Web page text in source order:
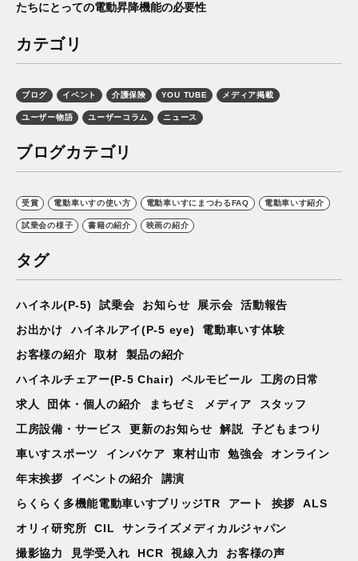
たちにとっての電動昇降機能の必要性
カテゴリ
ブログ イベント 介護保険 YOU TUBE メディア掲載
ユーザー物語 ユーザーコラム ニュース
ブログカテゴリ
受賞 電動車いすの使い方 電動車いすにまつわるFAQ 電動車いす紹介
試乗会の様子 書籍の紹介 映画の紹介
タグ
ハイネル(P-5) 試乗会 お知らせ 展示会
活動報告
お出かけ
ハイネルアイ(P-5 eye)
電動車いす体験
お客様の紹介
取材
製品の紹介
ハイネルチェアー(P-5 Chair)
ペルモビール
工房の日常
求人
団体・個人の紹介 まちゼミ メディア
スタッフ
工房設備・サービス
更新のお知らせ 解説
子どもまつり
車いすスポーツ
インバケア 東村山市 勉強会
オンライン
年末挨拶
イベントの紹介
講演
らくらく多機能電動車いすブリッジTR
アート 挨拶
ALS
オリィ研究所
CIL
サンライズメディカルジャパン
撮影協力
見学受入れ HCR 視線入力
お客様の声